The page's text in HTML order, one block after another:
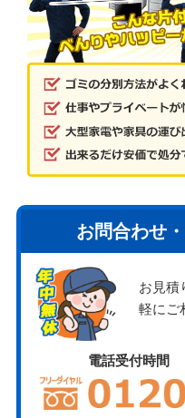
お問合わせ
お見積
軽にご
電話受付時間